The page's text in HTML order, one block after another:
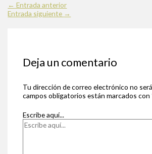
← Entrada anterior
Entrada siguiente →
Deja un comentario
Tu dirección de correo electrónico no
campos obligatorios están marcados con
Escribe aquí...